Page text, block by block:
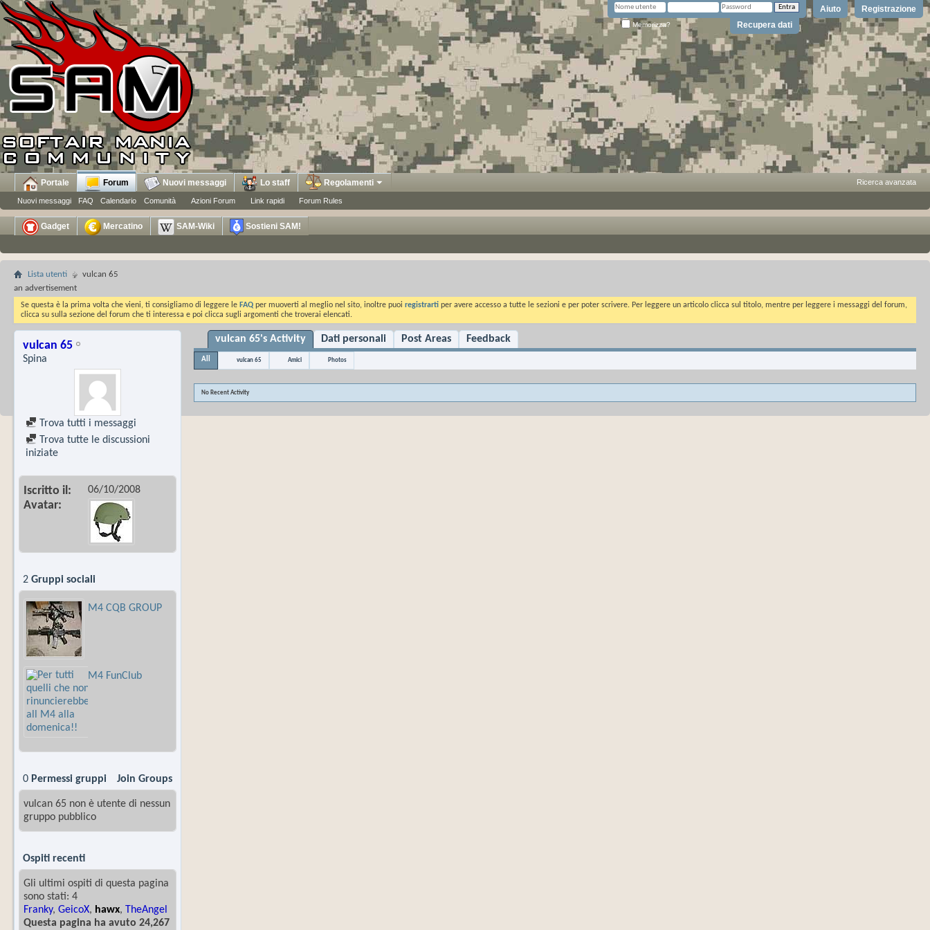
Registrazione
Aiuto
Memorizza? Recupera dati
Portale Forum
Nuovi messaggi FAQ Calendario Comunità Azioni Forum Link rapidi Forum Rules
Nuovi messaggi Lo staff Regolamenti Ricerca avanzata
Gadget Mercatino SAM-Wiki Sostieni SAM!
Lista utenti
vulcan 65
an advertisement
Se questa è la prima volta che vieni, ti consigliamo di leggere le FAQ per muoverti al meglio nel sito, inoltre puoi registrarti per avere accesso a tutte le sezioni e per poter scrivere. Per leggere un articolo clicca sul titolo, mentre per leggere i messaggi del forum,
clicca su sulla sezione del forum che ti interessa e poi clicca sugli argomenti che troverai elencati.
vulcan 65
Spina
Trova tutti i messaggi
Trova tutte le discussioni
iniziate
Iscritto il 06/10/2008
Avatar
2 Gruppi sociali
M4 CQB GROUP
M4 FunClub
Join Groups
0 Permessi gruppi
vulcan 65 non è utente di nessun
gruppo pubblico
Ospiti recenti
Gli ultimi ospiti di questa pagina
sono stati: 4
Franky, GeicoX, hawx,
TheAngel
Questa pagina ha avuto 24,267
vulcan 65's Activity Dati personali Post Areas Feedback
All vulcan 65 Amici Photos
No Recent Activity